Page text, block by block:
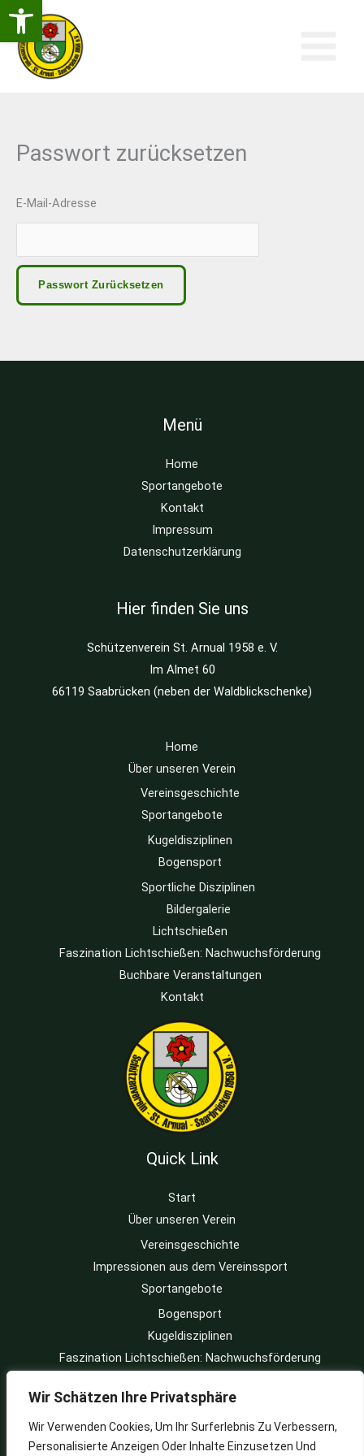
Open Toolbar
Wir Schätzen Ihre Privatsphäre
Wir Verwenden Cookies, Um Ihr Surferlebnis Zu Verbessern,
Personalisierte Anzeigen Oder Inhalte Einzusetzen Und
Zum
Inhalt
Springen
Passwort zurücksetzen
E-Mail-Adresse
Menü
Home
Sportangebote
Kontakt
Impressum
Datenschutzerklärung
Hier finden Sie uns
Schützenverein St. Arnual 1958 e. V.
Im Almet 60
66119 Saabrücken (neben der Waldblickschenke)
Home
Über unseren Verein
Vereinsgeschichte
Sportangebote
Kugeldisziplinen
Bogensport
Sportliche Disziplinen
Bildergalerie
Lichtschießen
Faszination Lichtschießen: Nachwuchsförderung
Buchbare Veranstaltungen
Kontakt
Quick Link
Start
Über unseren Verein
Vereinsgeschichte
Impressionen aus dem Vereinssport
Sportangebote
Bogensport
Kugeldisziplinen
Faszination Lichtschießen: Nachwuchsförderung
Kontakt
Impressum